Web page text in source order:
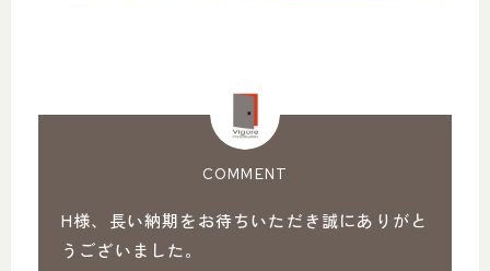
COMMENT
H様、長い納期をお待ちいただき誠にありがと
うございました。